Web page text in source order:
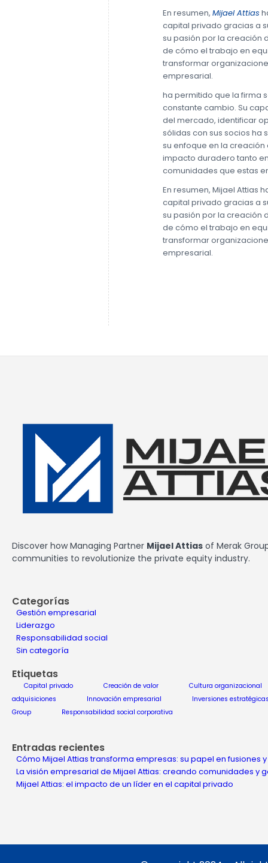
En resumen, Mijael Attias
capital privado gracias a
su pasión por la creación
de cómo el trabajo en
transformar
empresarial.
ha permitido que la firma
constante cambio. Su
del mercado, identificar
sólidas con sus socios ha
su enfoque en la
impacto duradero tanto
comunidades que estas
En resumen, Mijael Attias
capital privado gracias a
su pasión por la creación
de cómo el trabajo en
transformar
empresarial.
Discover how Managing Partner Mijael Attias of Merak
communities to revolutionize the private equity industry.
Categorías
Gestión empresarial
Liderazgo
Responsabilidad social
Sin categoría
Etiquetas
Capital privado Creación de valor
Cultura organizacional
adquisiciones
Innovación empresarial
Inversiones
Group
Responsabilidad social corporativa
Entradas recientes
Cómo Mijael Attias transforma empresas: su papel en fusiones
La visión empresarial de Mijael Attias: creando comunidades y
Mijael Attias: el impacto de un líder en el capital privado